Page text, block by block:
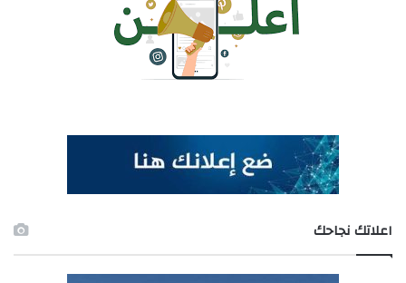
اعلاتك نجاحك